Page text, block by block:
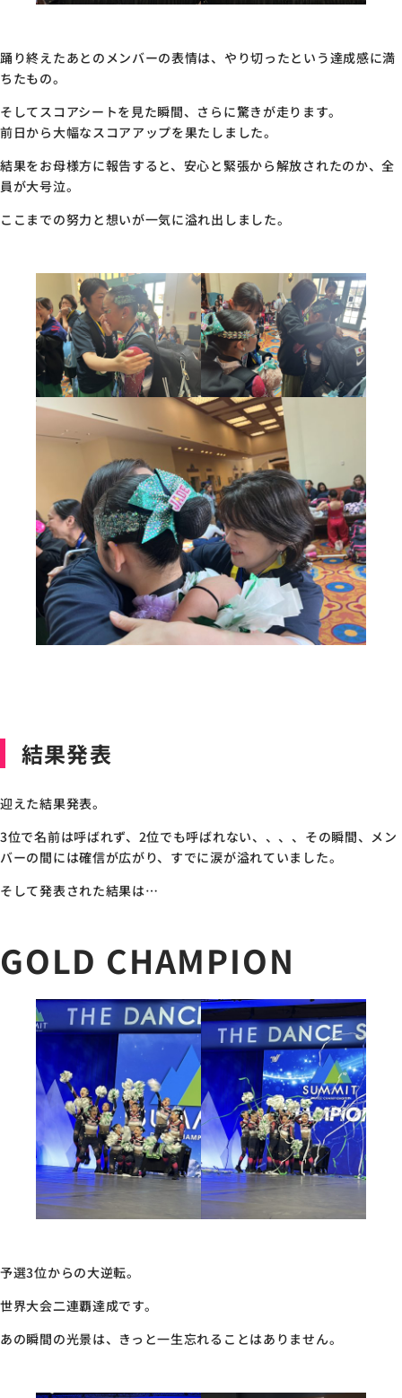
踊り終えたあとのメンバーの表情は、やり切ったという達成感に満
ちたもの。
そしてスコアシートを見た瞬間、さらに驚きが走ります。
前日から大幅なスコアアップを果たしました。
結果をお母様方に報告すると、安心と緊張から解放されたのか、全
員が大号泣。
ここまでの努力と想いが一気に溢れ出しました。
結果発表
迎えた結果発表。
3位で名前は呼ばれず、2位でも呼ばれない、、、、その瞬間、メン
バーの間には確信が広がり、すでに涙が溢れていました。
そして発表された結果は…
GOLD CHAMPION
予選3位からの大逆転。
世界大会二連覇達成です。
あの瞬間の光景は、きっと一生忘れることはありません。